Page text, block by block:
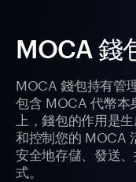
MOCA 錢
MOCA 錢包持有管
包含 MOCA 代幣本
上，錢包的作用是
和控制您的 MOCA
安全地存儲、發送
式。